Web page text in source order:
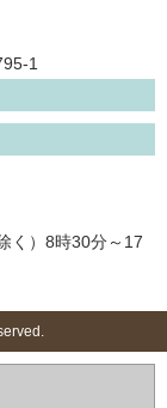
1
く）8時30分～17